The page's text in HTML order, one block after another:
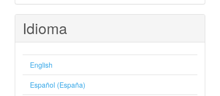
Idioma
English
Español (España)